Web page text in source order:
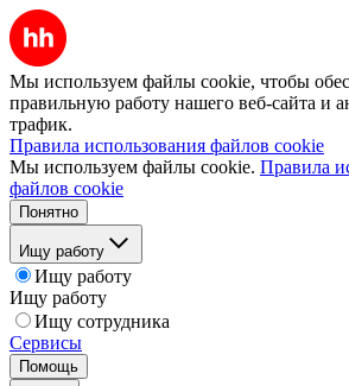
Мы используем файлы cookie, чтобы
правильную работу нашего веб-сайта и
трафик.
Правила использования файлов cookie
Мы используем файлы cookie. Правила
файлов cookie
Понятно
Ищу работу
Ищу работу
Ищу работу
Ищу сотрудника
Сервисы
Помощь